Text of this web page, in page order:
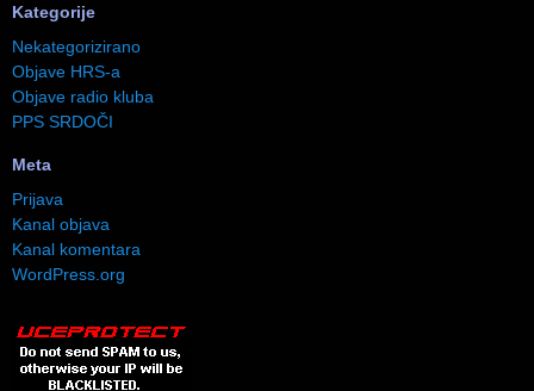
Kategorije
Nekategorizirano
Objave HRS-a
Objave radio kluba
PPS SRDOČI
Meta
Prijava
Kanal objava
Kanal komentara
WordPress.org